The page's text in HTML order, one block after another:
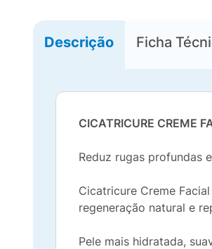
Descrição Ficha
CICATRICURE CREME
Reduz rugas profundas
Cicatricure Creme
regeneração natural e
Pele mais hidratada,